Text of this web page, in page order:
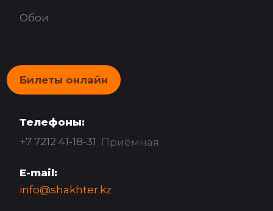
Обои
Билеты онлайн
Телефоны:
+7 7212 41-18-31 Приёмная
E-mail:
info@shakhter.kz